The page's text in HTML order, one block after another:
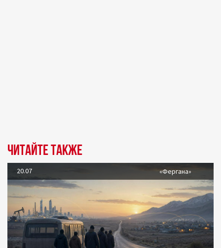
Читайте также
20.07 «Фергана»